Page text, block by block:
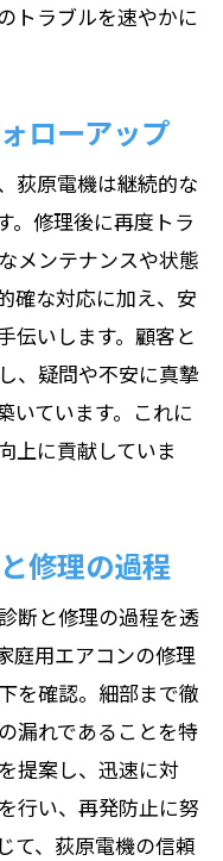
トラブルを速やかに
ローアップ
荻原電機は継続的な
。修理後に再度トラ
メンテナンスや状態
確な対応に加え、安
伝いします。顧客と
、疑問や不安に真摯
いています。これに
上に貢献していま
修理の過程
断と修理の過程を透
庭用エアコンの修理
を確認。細部まで徹
漏れであることを特
提案し、迅速に対
行い、再発防止に努
て、荻原電機の信頼